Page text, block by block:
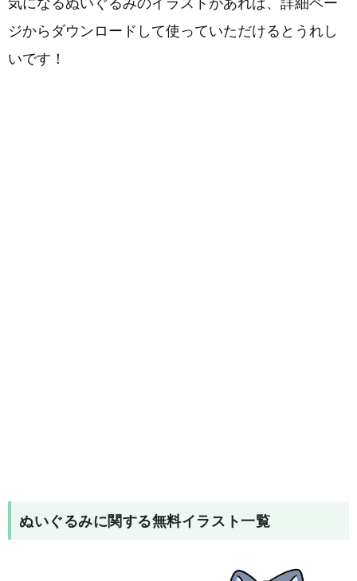
気になるぬいぐるみのイラストがあれば、詳細ペー
ジからダウンロードして使っていただけるとうれし
いです！
ぬいぐるみに関する無料イラスト一覧